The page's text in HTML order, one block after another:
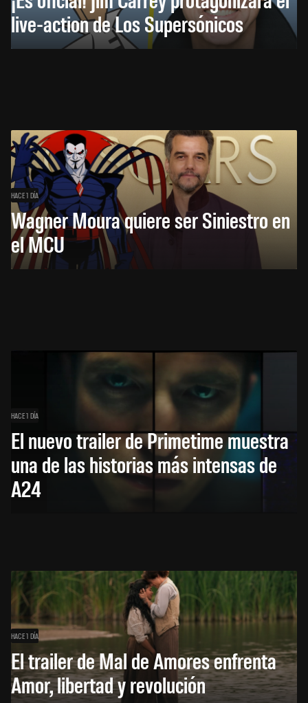
live-action de Los Supersónicos
HACE 1 DÍA
Wagner Moura quiere ser Siniestro en
el MCU
HACE 1 DÍA
El nuevo trailer de Primetime muestra
una de las historias más intensas de
A24
HACE 1 DÍA
El trailer de Mal de Amores enfrenta
Amor, libertad y revolución